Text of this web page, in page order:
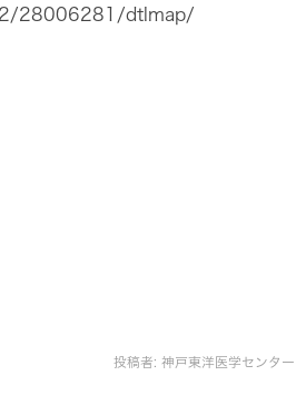
28006281/dtlmap/
投稿者: 神戸東洋医学センター